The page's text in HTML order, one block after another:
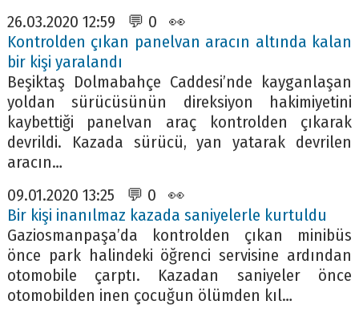
26.03.2020 12:59 💬 0 👀
Kontrolden çıkan panelvan aracın altında kalan
bir kişi yaralandı
Beşiktaş Dolmabahçe Caddesi’nde kayganlaşan
yoldan sürücüsünün direksiyon hakimiyetini
kaybettiği panelvan araç kontrolden çıkarak
devrildi. Kazada sürücü, yan yatarak devrilen
aracın…
09.01.2020 13:25 💬 0 👀
Bir kişi inanılmaz kazada saniyelerle kurtuldu
Gaziosmanpaşa’da kontrolden çıkan minibüs
önce park halindeki öğrenci servisine ardından
otomobile çarptı. Kazadan saniyeler önce
otomobilden inen çocuğun ölümden kıl…